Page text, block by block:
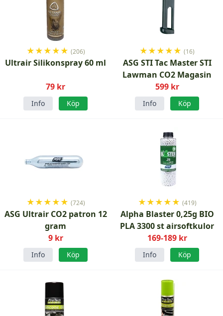
★★★★★ (206)
Ultrair Silikonspray 60 ml
79 kr
Info Köp
★★★★★ (16)
ASG STI Tac Master STI
Lawman CO2 Magasin
599 kr
Info Köp
★★★★★ (724)
ASG Ultrair CO2 patron 12
gram
9 kr
Info Köp
★★★★★ (419)
Alpha Blaster 0,25g BIO
PLA 3300 st airsoftkulor
169-189 kr
Info Köp